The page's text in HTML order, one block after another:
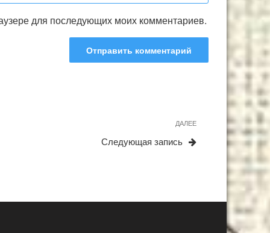
для последующих моих комментариев.
Следующая
запись
ДАЛЕЕ
Следующая запись